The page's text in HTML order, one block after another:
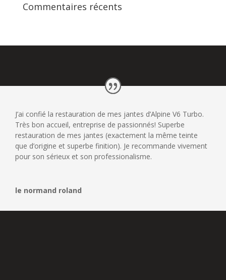
Commentaires récents
J’ai confié la restauration de mes jantes d’Alpine V6 Turbo.
Très bon accueil, entreprise de passionnés! Superbe
restauration de mes jantes (exactement la même teinte
que d’origine et superbe finition). Je recommande vivement
pour son sérieux et son professionalisme.
le normand roland